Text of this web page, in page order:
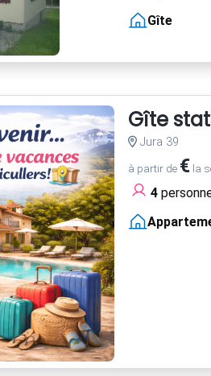
Gîte
Gîte
Jura 39
à partir de €la
4